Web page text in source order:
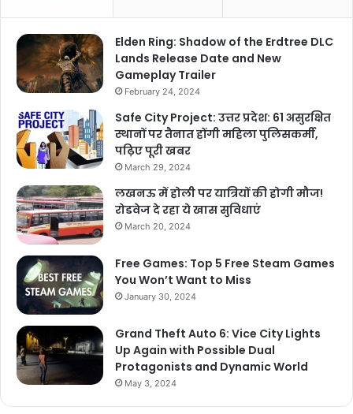
Elden Ring: Shadow of the Erdtree DLC
Lands Release Date and New
Gameplay Trailer
February 24, 2024
Safe City Project: उत्तर प्रदेश: 61 असुरक्षित
स्थानों पर तैनात होंगी महिला पुलिसकर्मी,
पढ़िए पूरी खबर
March 29, 2024
लखनऊ में होली पर यात्रियों की होगी मौज!
रोडवेज दे रहा ये खास सुविधाएं
March 20, 2024
Free Games: Top 5 Free Steam Games
You Won’t Want to Miss
January 30, 2024
Grand Theft Auto 6: Vice City Lights
Up Again with Possible Dual
Protagonists and Dynamic World
May 3, 2024